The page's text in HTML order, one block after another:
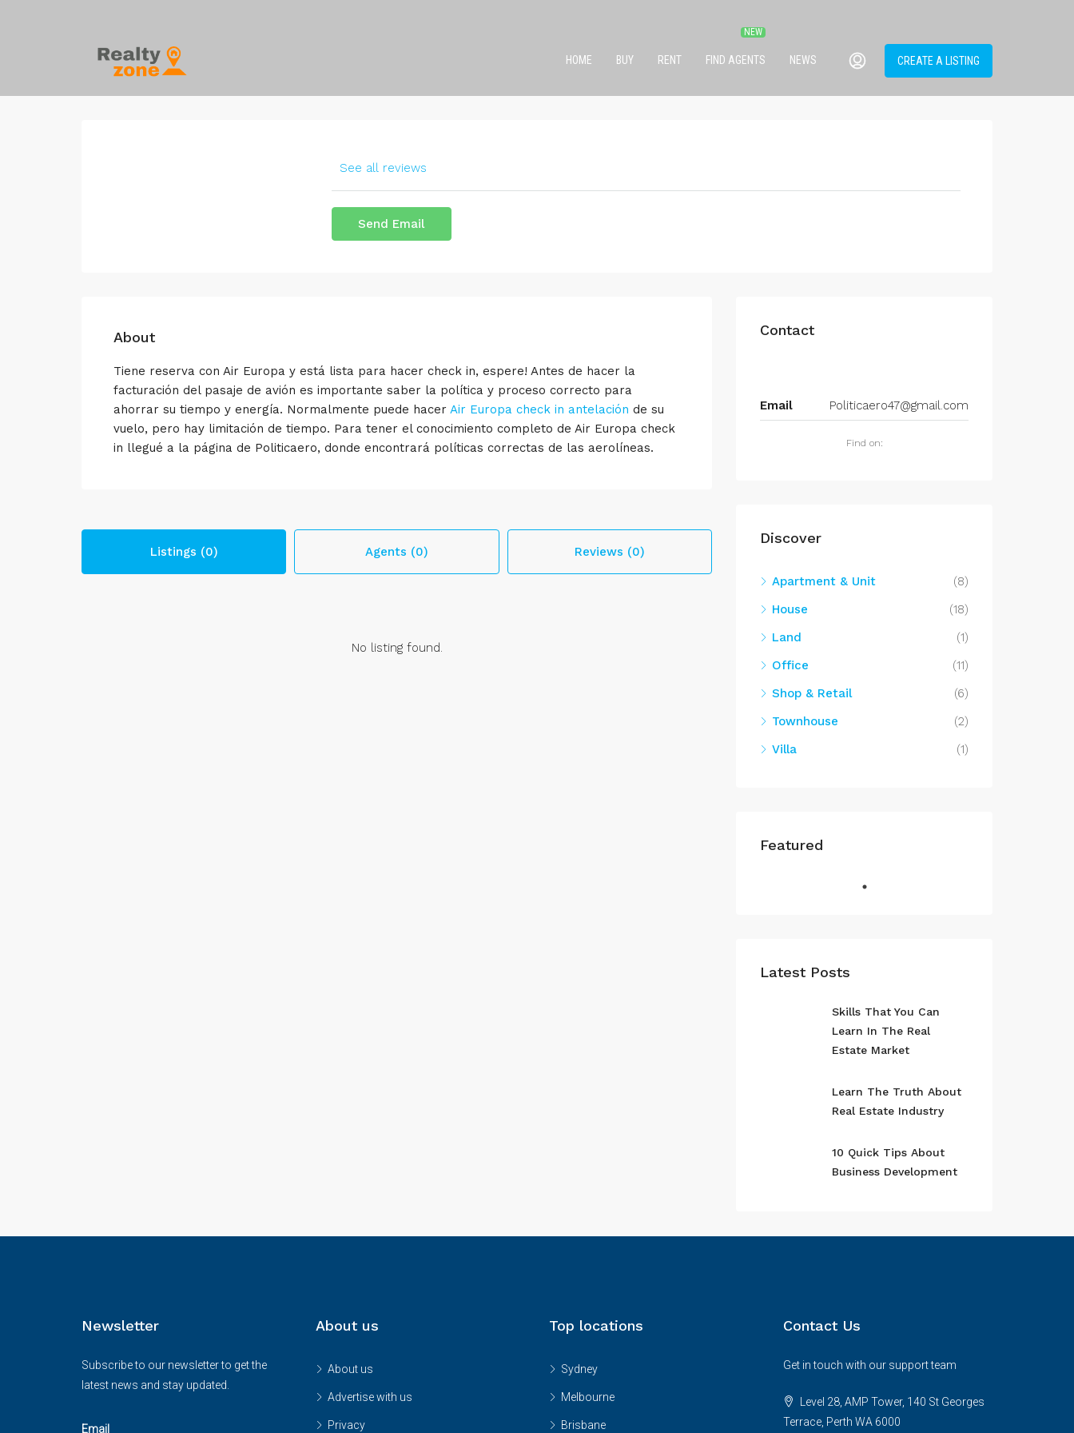
HOME BUY RENT FIND AGENTS NEWS CREATE A LISTING
See all reviews
Send Email
About
Tiene reserva con Air Europa y está lista para hacer check in, espere! Antes de hacer la
facturación del pasaje de avión es importante saber la política y proceso correcto para
ahorrar su tiempo y energía. Normalmente puede hacer Air Europa check in antelación de su
vuelo, pero hay limitación de tiempo. Para tener el conocimiento completo de Air Europa check
in llegué a la página de Politicaero, donde encontrará políticas correctas de las aerolíneas.
Listings (0) Agents (0) Reviews (0)
No listing found.
Contact
Email Politicaero47@gmail.com
Find on:
Discover
Apartment & Unit
(8)
House
(18)
Land
(1)
Office
(11)
Shop & Retail
(6)
Townhouse
(2)
Villa
(1)
Featured
Latest Posts
Skills That You Can
Learn In The Real
Estate Market
Learn The Truth About
Real Estate Industry
10 Quick Tips About
Business Development
Newsletter
Subscribe to our newsletter to get the
latest news and stay updated.
Email
About us
About us
Advertise with us
Privacy
Top locations
Sydney
Melbourne
Brisbane
Contact Us
Get in touch with our support team
Level 28, AMP Tower, 140 St Georges
Terrace, Perth WA 6000